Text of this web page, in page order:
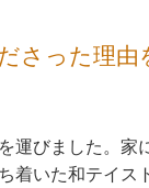
さった理由
運びました。家
着いた和テイス